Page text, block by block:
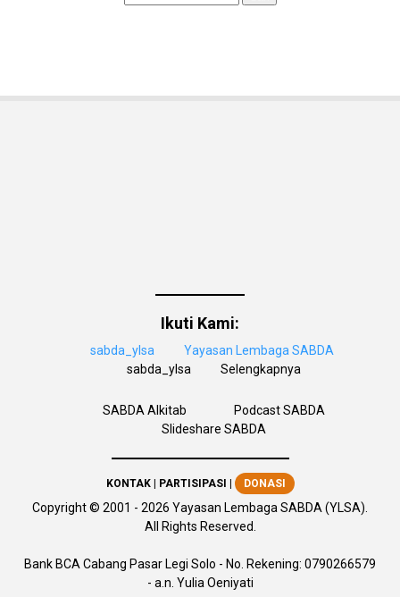
Ikuti Kami:
sabda_ylsa
Yayasan Lembaga SABDA
sabda_ylsa
Selengkapnya
SABDA Alkitab
Podcast SABDA
Slideshare SABDA
KONTAK| PARTISIPASI DONASI
Copyright© 2001 - 2026 Yayasan Lembaga SABDA (YLSA).
All Rights Reserved.
Bank BCA Cabang Pasar Legi Solo - No. Rekening: 0790266579
- a.n. Yulia Oeniyati